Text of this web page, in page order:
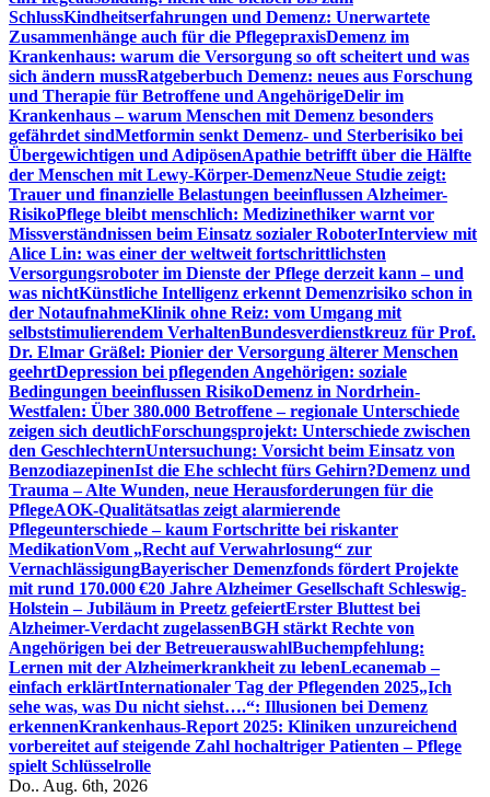
SchlussKindheitserfahrungen und Demenz: Unerwartete
Zusammenhänge auch für die PflegepraxisDemenz im
Krankenhaus: warum die Versorgung so oft scheitert und was
sich ändern mussRatgeberbuch Demenz: neues aus Forschung
und Therapie für Betroffene und AngehörigeDelir im
Krankenhaus – warum Menschen mit Demenz besonders
gefährdet sindMetformin senkt Demenz- und Sterberisiko bei
Übergewichtigen und AdipösenApathie betrifft über die Hälfte
der Menschen mit Lewy-Körper-DemenzNeue Studie zeigt:
Trauer und finanzielle Belastungen beeinflussen Alzheimer-
RisikoPflege bleibt menschlich: Medizinethiker warnt vor
Missverständnissen beim Einsatz sozialer RoboterInterview mit
Alice Lin: was einer der weltweit fortschrittlichsten
Versorgungsroboter im Dienste der Pflege derzeit kann – und
was nichtKünstliche Intelligenz erkennt Demenzrisiko schon in
der NotaufnahmeKlinik ohne Reiz: vom Umgang mit
selbststimulierendem VerhaltenBundesverdienstkreuz für Prof.
Dr. Elmar Gräßel: Pionier der Versorgung älterer Menschen
geehrtDepression bei pflegenden Angehörigen: soziale
Bedingungen beeinflussen RisikoDemenz in Nordrhein-
Westfalen: Über 380.000 Betroffene – regionale Unterschiede
zeigen sich deutlichForschungsprojekt: Unterschiede zwischen
den GeschlechternUntersuchung: Vorsicht beim Einsatz von
BenzodiazepinenIst die Ehe schlecht fürs Gehirn?Demenz und
Trauma – Alte Wunden, neue Herausforderungen für die
PflegeAOK-Qualitätsatlas zeigt alarmierende
Pflegeunterschiede – kaum Fortschritte bei riskanter
MedikationVom „Recht auf Verwahrlosung“ zur
VernachlässigungBayerischer Demenzfonds fördert Projekte
mit rund 170.000 €20 Jahre Alzheimer Gesellschaft Schleswig-
Holstein – Jubiläum in Preetz gefeiertErster Bluttest bei
Alzheimer-Verdacht zugelassenBGH stärkt Rechte von
Angehörigen bei der BetreuerauswahlBuchempfehlung:
Lernen mit der Alzheimerkrankheit zu lebenLecanemab –
einfach erklärtInternationaler Tag der Pflegenden 2025„Ich
sehe was, was Du nicht siehst….“: Illusionen bei Demenz
erkennenKrankenhaus-Report 2025: Kliniken unzureichend
vorbereitet auf steigende Zahl hochaltriger Patienten – Pflege
spielt Schlüsselrolle
Do.. Aug. 6th, 2026